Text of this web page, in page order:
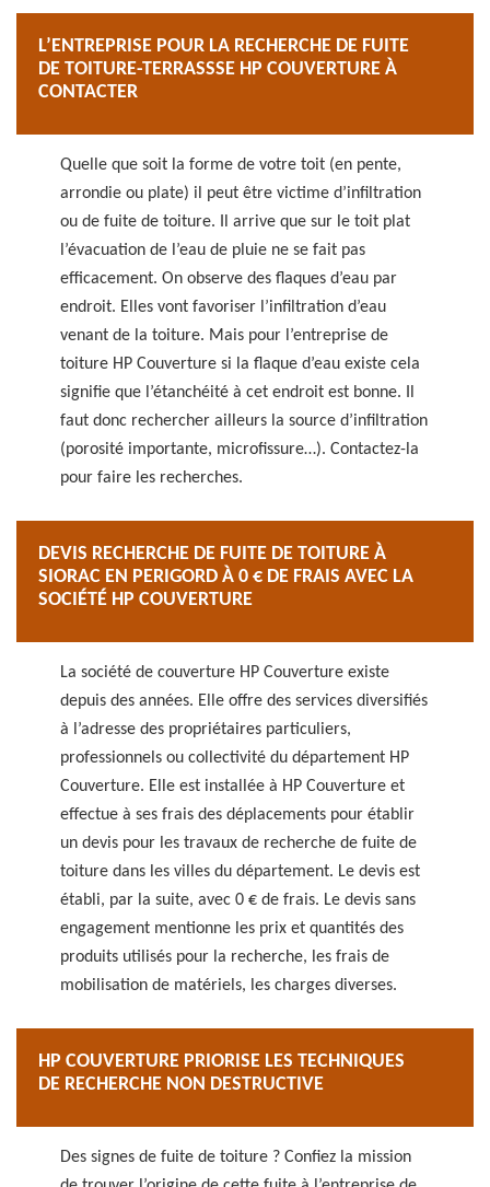
L’ENTREPRISE POUR LA RECHERCHE DE FUITE
DE TOITURE-TERRASSSE HP COUVERTURE À
CONTACTER
Quelle que soit la forme de votre toit (en pente,
arrondie ou plate) il peut être victime d’infiltration
ou de fuite de toiture. Il arrive que sur le toit plat
l’évacuation de l’eau de pluie ne se fait pas
efficacement. On observe des flaques d’eau par
endroit. Elles vont favoriser l’infiltration d’eau
venant de la toiture. Mais pour l’entreprise de
toiture HP Couverture si la flaque d’eau existe cela
signifie que l’étanchéité à cet endroit est bonne. Il
faut donc rechercher ailleurs la source d’infiltration
(porosité importante, microfissure…). Contactez-la
pour faire les recherches.
DEVIS RECHERCHE DE FUITE DE TOITURE À
SIORAC EN PERIGORD À 0 € DE FRAIS AVEC LA
SOCIÉTÉ HP COUVERTURE
La société de couverture HP Couverture existe
depuis des années. Elle offre des services diversifiés
à l’adresse des propriétaires particuliers,
professionnels ou collectivité du département HP
Couverture. Elle est installée à HP Couverture et
effectue à ses frais des déplacements pour établir
un devis pour les travaux de recherche de fuite de
toiture dans les villes du département. Le devis est
établi, par la suite, avec 0 € de frais. Le devis sans
engagement mentionne les prix et quantités des
produits utilisés pour la recherche, les frais de
mobilisation de matériels, les charges diverses.
HP COUVERTURE PRIORISE LES TECHNIQUES
DE RECHERCHE NON DESTRUCTIVE
Des signes de fuite de toiture ? Confiez la mission